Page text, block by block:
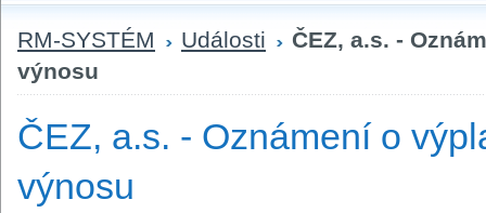
RM-SYSTÉM Události
ČEZ, a.s. -
výnosu
ČEZ, a.s. - Oznámení o
výnosu